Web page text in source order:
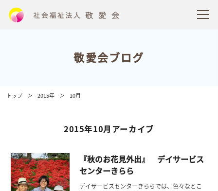
敬愛会ブログ
トップ 2015年 10月
2015年10月アーカイブ
『秋のお花見外出』 デイサービス
センターきらら
デイサービスセンターきららでは、色々なとこ